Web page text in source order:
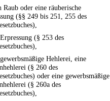
Raub oder eine räuberische
(§§ 249 bis 251, 255 des
(§ 253 des
Hehlerei, eine
(§ 260 des
oder eine gewerbsmäßige
(§ 260a des